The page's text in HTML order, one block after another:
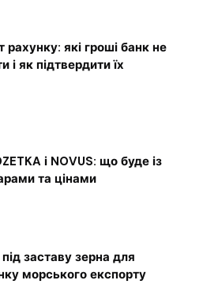
які гроші банк не
і як підтвердити їх
і NOVUS: що буде із
та цінами
заставу зерна для
морського експорту